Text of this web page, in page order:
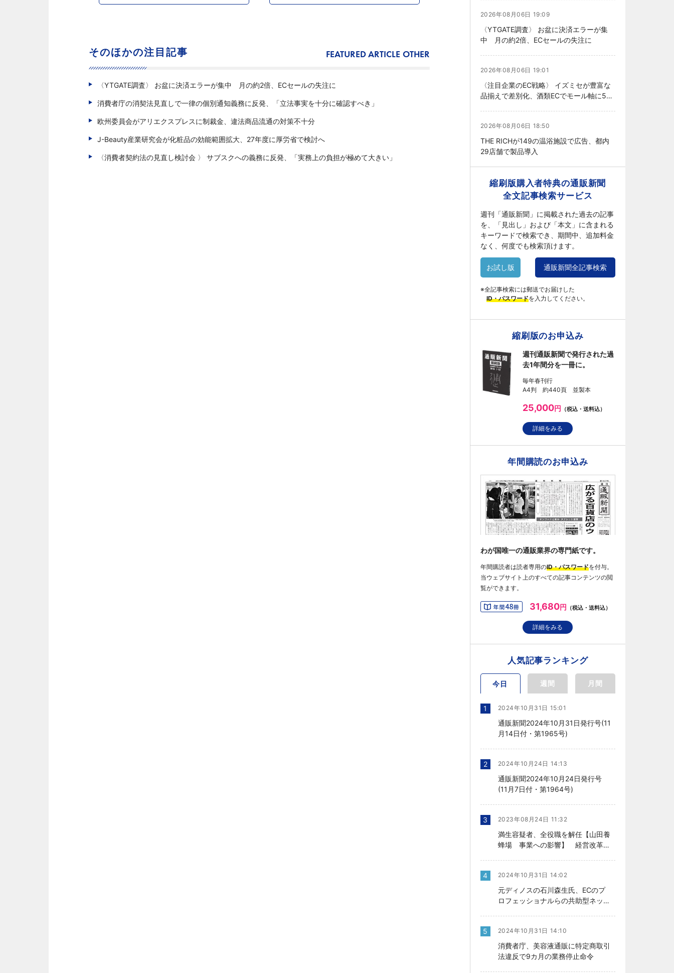
そのほかの注目記事 FEATURED ARTICLE OTHER
〈YTGATE調査〉 お盆に決済エラーが集中 月の約2倍、ECセールの失注に
消費者庁の消契法見直しで一律の個別通知義務に反発、「立法事実を十分に確認すべき」
欧州委員会がアリエクスプレスに制裁金、違法商品流通の対策不十分
J-Beauty産業研究会が化粧品の効能範囲拡大、27年度に厚労省で検討へ
〈消費者契約法の見直し検討会 〉 サブスクへの義務に反発、「実務上の負担が極めて大きい」
2026年08月06日 19:09
〈YTGATE調査〉 お盆に決済エラーが集
中 月の約2倍、ECセールの失注に
2026年08月06日 19:01
〈注目企業のEC戦略〉 イズミセが豊富な
品揃えで差別化、酒類ECでモール軸に50
2026年08月06日 18:50
THE RICHが149の温浴施設で広告、都内
29店舗で製品導入
縮刷版購入者特典の通販新聞
全文記事検索サービス
週刊「通販新聞」に掲載された過去の記事
を、「見出し」および「本文」に含まれる
キーワードで検索でき、期間中、追加料金
なく、何度でも検索頂けます。
お試し版 通販新聞全記事検索
※全記事検索には郵送でお届けした
ID・パスワードを入力してください。
縮刷版のお申込み
週刊通販新聞で発行された過
去1年間分を一冊に。
毎年春刊行
A4判 約440頁 並製本
25,000円 （税込・送料込）
詳細をみる
年間購読のお申込み
わが国唯一の通販業界の専門紙です。
年間購読者は読者専用のID・パスワードを付与。
当ウェブサイト上のすべての記事コンテンツの閲
覧ができます。
31,680円 （税込・送料込）
詳細をみる
人気記事ランキング
今日 週間 月間
1 2024年10月31日 15:01
通販新聞2024年10月31日発行号(11
月14日付・第1965号)
2 2024年10月24日 14:13
通販新聞2024年10月24日発行号
(11月7日付・第1964号)
3 2023年08月24日 11:32
満生容疑者、全役職を解任【山田養
蜂場 事業への影響】 経営改革の
4 2024年10月31日 14:02
元ディノスの石川森生氏、ECのプ
ロフェッショナルらの共助型ネット
5 2024年10月31日 14:10
消費者庁、美容液通販に特定商取引
法違反で9カ月の業務停止命令